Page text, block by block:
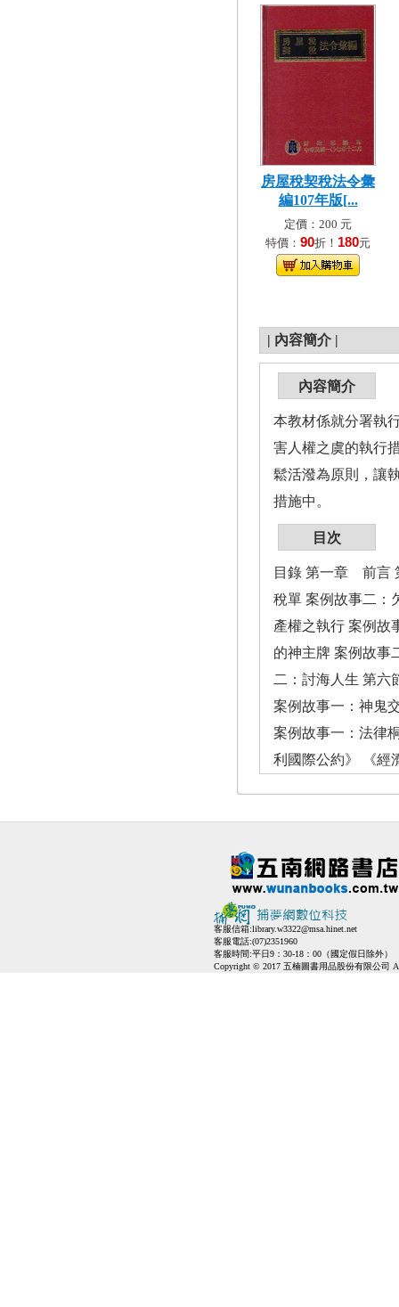
房屋稅契稅法令彙
編107年版[...
定價：200 元
特價： 90折！ 180元
| 內容簡介 |
內容簡介
本教材係就分署執
害人權之虞的執行
鬆活潑為原則，讓
措施中。
目次
目錄 第一章 前言
稅單 案例故事二
產權之執行 案例故
的神主牌 案例故事
二：討海人生 第
案例故事一：神鬼
案例故事一：法律
利國際公約》 《經
客服信箱:library.w3322@msa.hinet.net
客服電話:(07)2351960
客服時間:平日9：30-18：00（國定假日除外）
Copyright © 2017 五楠圖書用品股份有限公司